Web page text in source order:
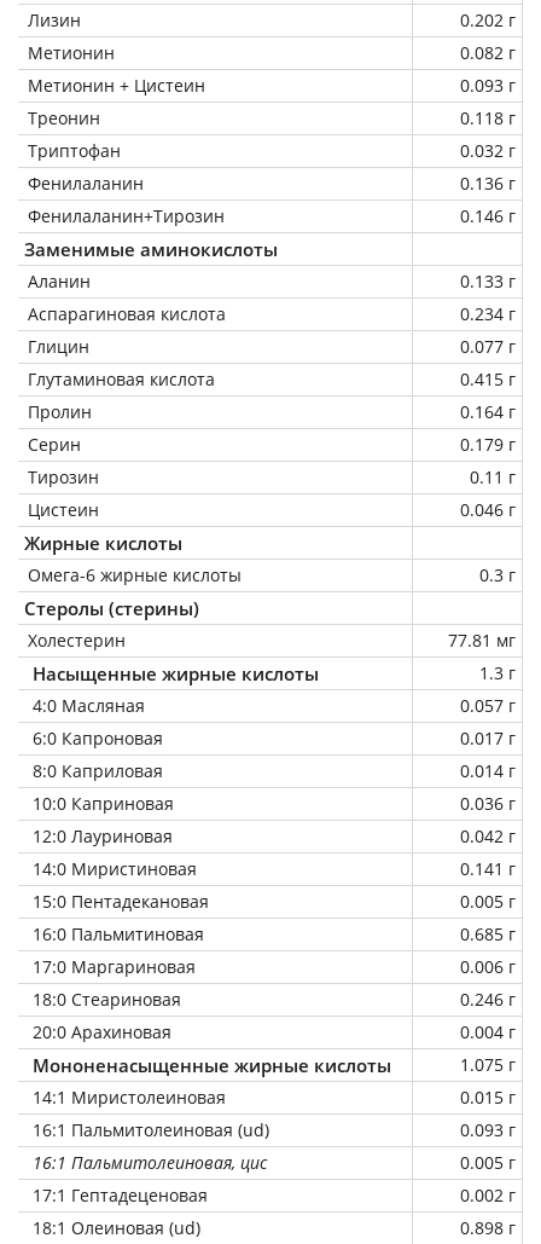
Лизин
0.202 г
Метионин
0.082 г
Метионин + Цистеин
0.093 г
Треонин
0.118 г
Триптофан
0.032 г
Фенилаланин
0.136 г
Фенилаланин+Тирозин
0.146 г
Заменимые аминокислоты
Аланин
0.133 г
Аспарагиновая кислота
0.234 г
Глицин
0.077 г
Глутаминовая кислота
0.415 г
Пролин
0.164 г
Серин
0.179 г
Тирозин
0.11 г
Цистеин
0.046 г
Жирные кислоты
Омега-6 жирные кислоты 0.3 г
Стеролы (стерины)
Холестерин 77.81 мг
Насыщенные жирные кислоты
1.3 г
4:0 Масляная
0.057 г
6:0 Капроновая
0.017 г
8:0 Каприловая
0.014 г
10:0 Каприновая
0.036 г
12:0 Лауриновая
0.042 г
14:0 Миристиновая
0.141 г
15:0 Пентадекановая
0.005 г
16:0 Пальмитиновая
0.685 г
17:0 Маргариновая
0.006 г
18:0 Стеариновая
0.246 г
20:0 Арахиновая
0.004 г
Мононенасыщенные жирные кислоты
1.075 г
14:1 Миристолеиновая
0.015 г
16:1 Пальмитолеиновая (ud)
0.093 г
16:1 Пальмитолеиновая, цис
0.005 г
17:1 Гептадеценовая
0.002 г
18:1 Олеиновая (ud)
0.898 г